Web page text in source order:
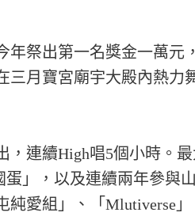
祭出第一名獎金一萬元
月寶宮廟宇大殿內熱力
，連續High唱5個小時。
」，以及連續兩年參與
愛組」、「Mlutiverse」